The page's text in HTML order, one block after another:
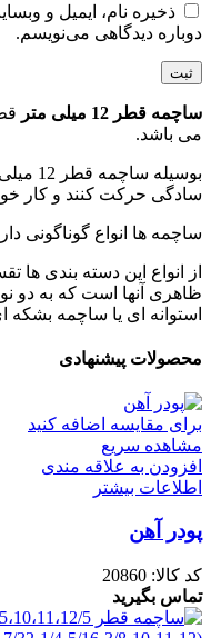
ذخیره نام، ایمیل و
دوباره دیدگاهی می‌نویسم.
ساچمه قطر 12 میلی متر
می باشد.
سادگی حرکت کنند و کار خود
ساچمه ها انواع گوناگونی
از انواع این دسته بندی
ظاهری آنها است که به دو
استوانه ای یا ساچمه
محصولات پیشنهادی
برای مقایسه اضافه کنید
مشاهده سریع
افزودن به علاقه مندی
اطلاعات بیشتر
پودر آهن
کد کالا: 20860
تماس بگیرید